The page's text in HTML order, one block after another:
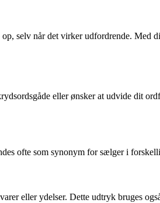
selv når det virker udfordrende. Med
eller ønsker at udvide dit
ofte som synonym for sælger i
eller ydelser. Dette udtryk bruges